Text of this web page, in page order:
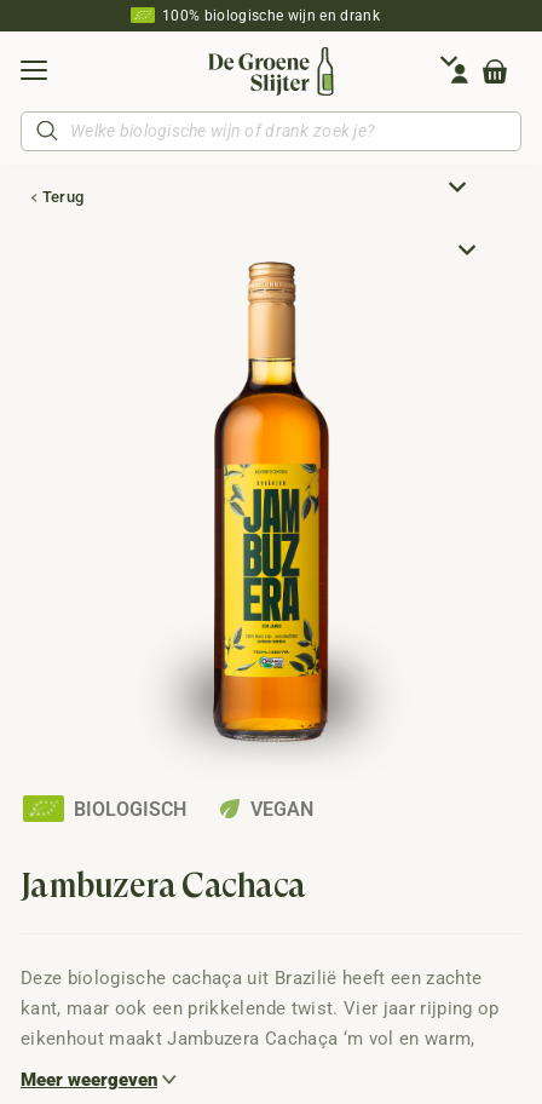
100% biologische wijn en drank
Producten
zoeken
Terug
BIOLOGISCH eco VEGAN
Jambuzera Cachaça
Deze biologische cachaça uit Brazilië heeft een zachte
kant, maar ook een prikkelende twist. Vier jaar rijping op
eikenhout maakt Jambuzera Cachaça ‘m vol en warm,
terwijl het Amazone-kruid Jambu zorgt voor een tinteling
Meer weergeven